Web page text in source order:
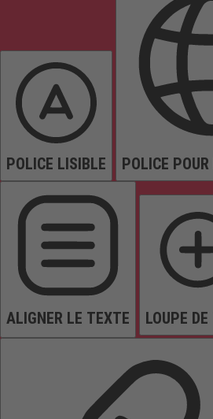
POLICE LISIBLE POLICE
ALIGNER LE TEXTE LOUPE